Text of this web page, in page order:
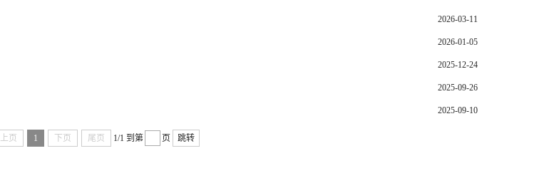
2026-03-11
2026-01-05
2025-12-24
2025-09-26
2025-09-10
上页 1 下页 尾页 1/1 到第 页 跳转